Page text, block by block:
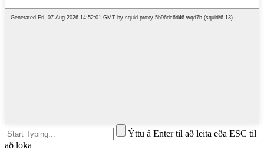
Ýttu á Enter til að leita eða ESC til
að loka